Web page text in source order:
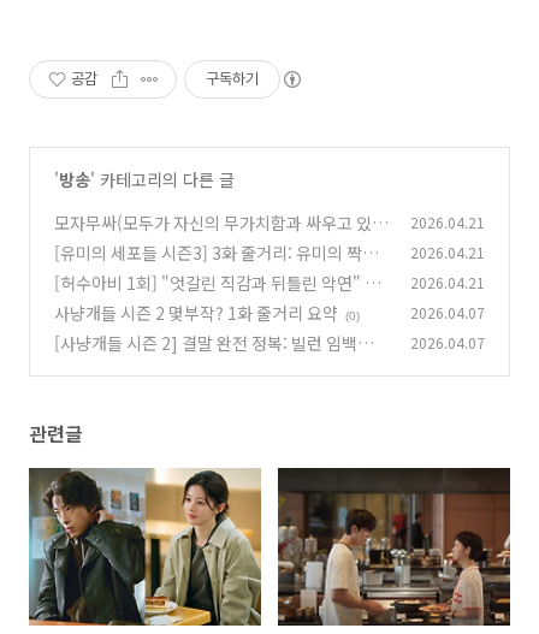
공감 구독하기
'방송' 카테고리의 다른 글
모자무싸(모두가 자신의 무가치함과 싸우고 있
다) 몇부작, 등장인물, 인물관계도
(0)
2026.04.21
[유미의 세포들 시즌3] 3화 줄거리: 유미의 짝사
랑 자각과 부산 출장 반전
(0)
2026.04.21
[허수아비 1회] "엇갈린 직감과 뒤틀린 악연" 박
해수X이희준, 강성 연쇄살인의 서막
(0)
2026.04.21
사냥개들 시즌 2 몇부작? 1화 줄거리 요약 (0) 2026.04.07
[사냥개들 시즌 2] 결말 완전 정복: 빌런 임백정의
2026.04.07
관련글